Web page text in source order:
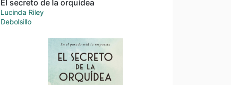
El secreto de la orquídea
Lucinda Riley
Debolsillo